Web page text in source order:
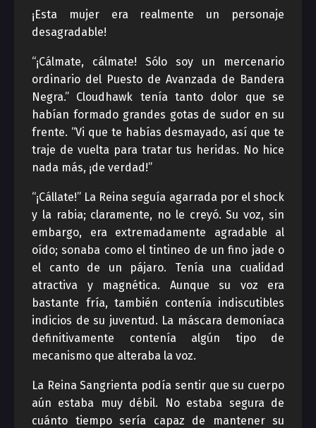
¡Esta mujer era realmente un personaje
desagradable!
“¡Cálmate, cálmate! Sólo soy un mercenario
ordinario del Puesto de Avanzada de Bandera
Negra.” Cloudhawk tenía tanto dolor que se
habían formado grandes gotas de sudor en su
frente. “Vi que te habías desmayado, así que te
traje de vuelta para tratar tus heridas. No hice
nada más, ¡de verdad!”
“¡Cállate!” La Reina seguía agarrada por el shock
y la rabia; claramente, no le creyó. Su voz, sin
embargo, era extremadamente agradable al
oído; sonaba como el tintineo de un fino jade o
el canto de un pájaro. Tenía una cualidad
atractiva y magnética. Aunque su voz era
bastante fría, también contenía indiscutibles
indicios de su juventud. La máscara demoníaca
definitivamente contenía algún tipo de
mecanismo que alteraba la voz.
La Reina Sangrienta podía sentir que su cuerpo
aún estaba muy débil. No estaba segura de
cuánto tiempo sería capaz de mantener su